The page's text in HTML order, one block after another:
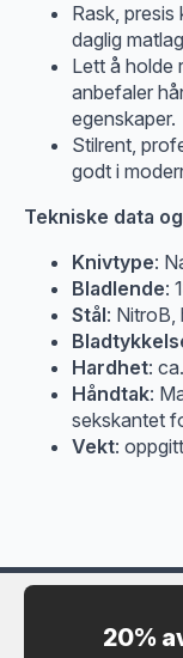
Rask,
daglig
Lett å holde
anbefaler
egenskaper.
Stilrent,
godt i
Tekniske data
Knivtype:
Bladlende:
Stål: NitroB,
Hardhet:
Håndtak:
sekskantet
Vekt:
20%